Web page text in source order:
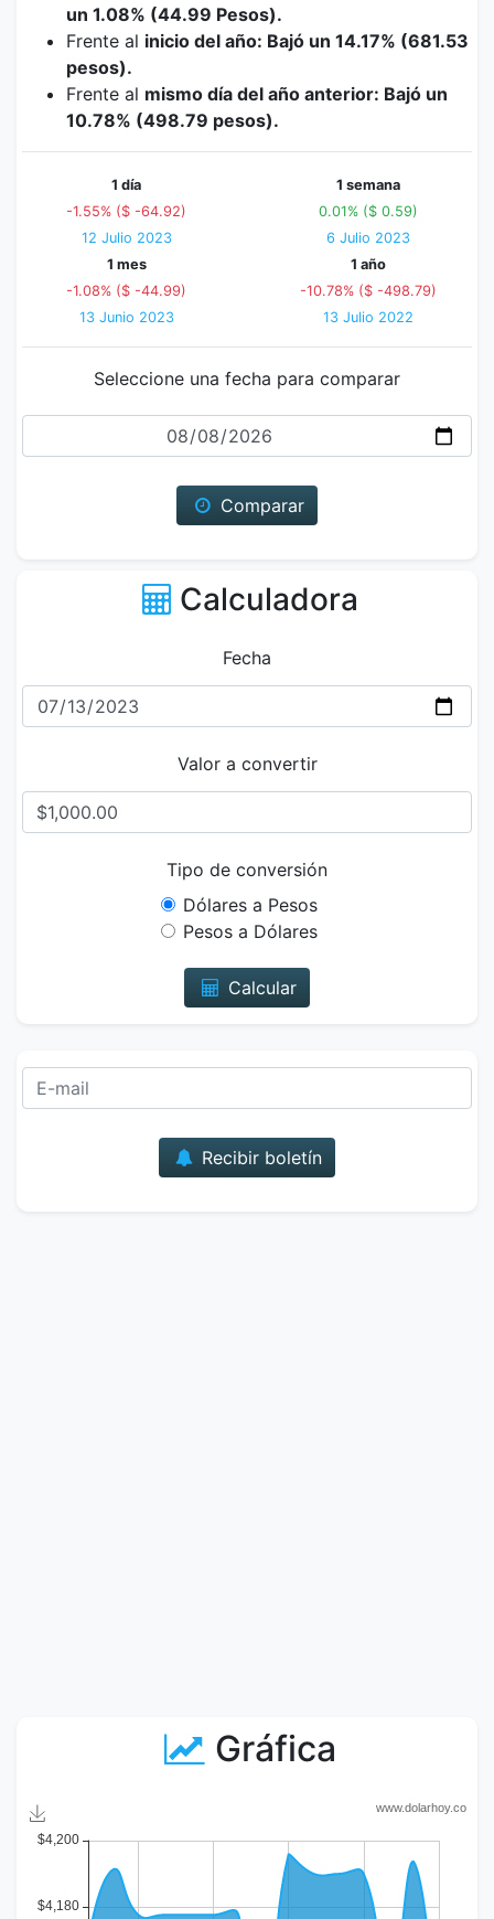
un 1.08% (44.99 Pesos).
Frente al inicio del año: Bajó un 14.17% (681.53
pesos).
Frente al mismo día del año anterior: Bajó un
10.78% (498.79 pesos).
1 día
-1.55% ($ -64.92)
12 Julio 2023
1 semana
0.01% ($ 0.59)
6 Julio 2023
1 mes
-1.08% ($ -44.99)
13 Junio 2023
1 año
-10.78% ($ -498.79)
13 Julio 2022
Seleccione una fecha para comparar
Fecha
Comparar
Calculadora
Fecha
Valor a convertir
Tipo de conversión
Dólares a Pesos
Pesos a Dólares
Calcular
Recibir boletín
Gráfica